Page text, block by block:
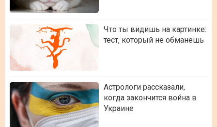
Что ты видишь на картинке:
тест, который не обманешь
Астрологи рассказали,
когда закончится война в
Украине